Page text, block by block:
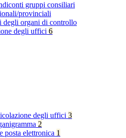
gruppi consiliari
provinciali
degli organi di controllo
degli uffici 6
degli uffici 3
2
posta elettronica 1